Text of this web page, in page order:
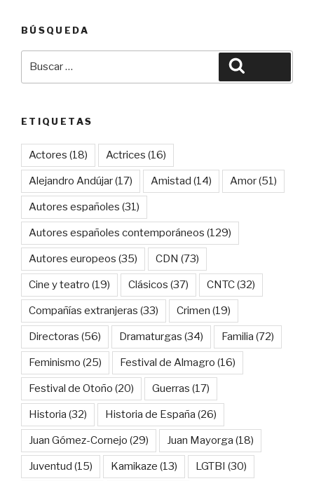
BÚSQUEDA
ETIQUETAS
Actores (18) Actrices (16)
Alejandro Andújar(17) Amistad (14) Amor(51)
Autores españoles (31)
Autores españoles contemporáneos (129)
Autores europeos (35) CDN (73)
Cine y teatro (19) Clásicos (37) CNTC(32)
Compañías extranjeras (33) Crimen (19)
Directoras (56) Dramaturgas (34) Familia (72)
Feminismo (25) Festival de Almagro (16)
Festival de Otoño (20) Guerras (17)
Historia (32) Historia de España (26)
Juan Gómez-Cornejo (29) Juan Mayorga (18)
Juventud (15) Kamikaze (13) LGTBI (30)